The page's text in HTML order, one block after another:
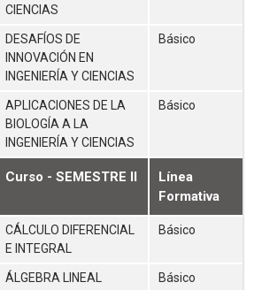
CIENCIAS
DESAFÍOS DE
INNOVACIÓN EN
INGENIERÍA Y CIENCIAS
Básico
APLICACIONES DE LA
BIOLOGÍA A LA
INGENIERÍA Y CIENCIAS
Básico
Curso - SEMESTRE II
Línea
Formativa
CÁLCULO DIFERENCIAL
E INTEGRAL
Básico
ÁLGEBRA LINEAL Básico